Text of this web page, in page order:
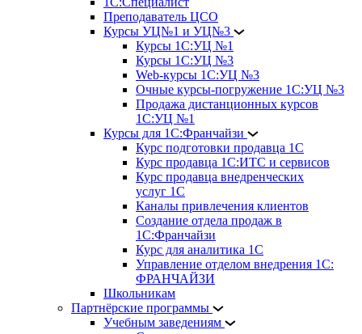
Преподаватель ЦСО
Курсы УЦ№1 и УЦ№3
Курсы 1С:УЦ №1
Курсы 1С:УЦ №3
Web-курсы 1С:УЦ №3
Очные курсы-погружение 1С:УЦ №3
Продажа дистанционных курсов
1С:УЦ №1
Курсы для 1С:Франчайзи
Курс подготовки продавца 1С
Курс продавца 1С:ИТС и сервисов
Курс продавца внедренческих
услуг 1С
Каналы привлечения клиентов
Создание отдела продаж в
1С:Франчайзи
Курс для аналитика 1С
Управление отделом внедрения 1С:
ФРАНЧАЙЗИ
Школьникам
Партнёрские программы
Учебным заведениям